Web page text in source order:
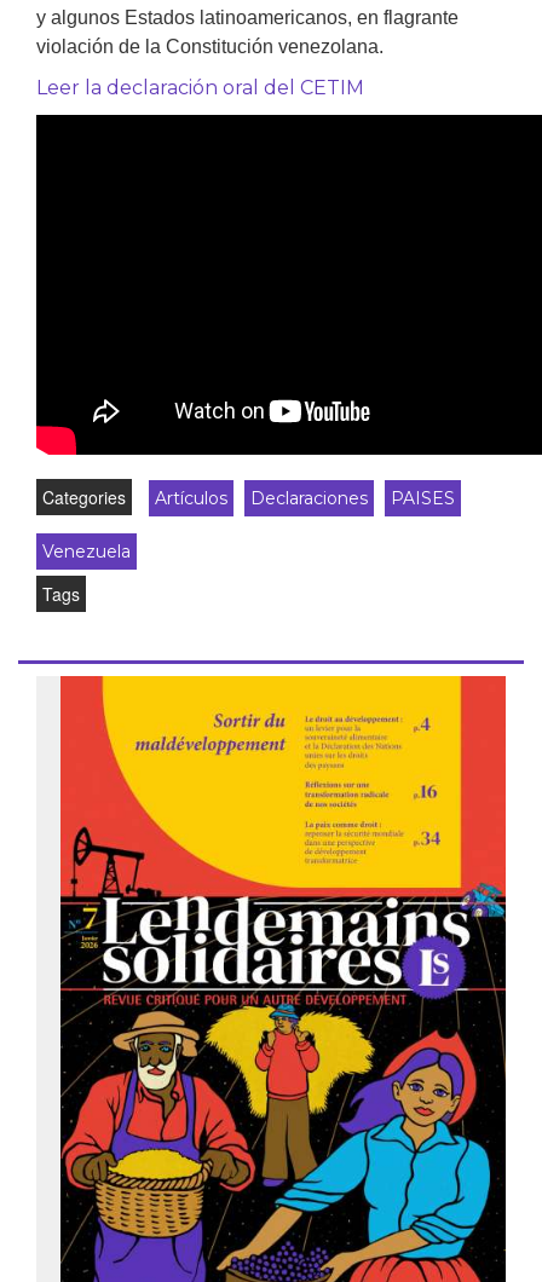
y algunos Estados latinoamericanos, en flagrante
violación de la Constitución venezolana.
Leer la declaración oral del CETIM
Categories Artículos Declaraciones PAISES
Venezuela
Tags